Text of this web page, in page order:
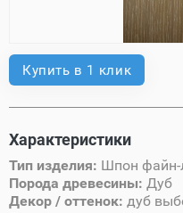
Купить в 1 клик
Характеристики
Тип изделия: Шпон файн-
Порода древесины: Дуб
Декор / оттенок: дуб